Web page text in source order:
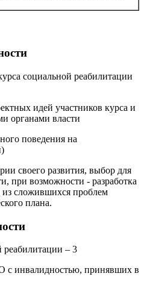
социальной реабилитации
идей участников курса и
органами власти
поведения на
своего развития, выбор для
при возможности - разработка
из сложившихся проблем
плана.
реабилитации – 3
с инвалидностью, принявших в